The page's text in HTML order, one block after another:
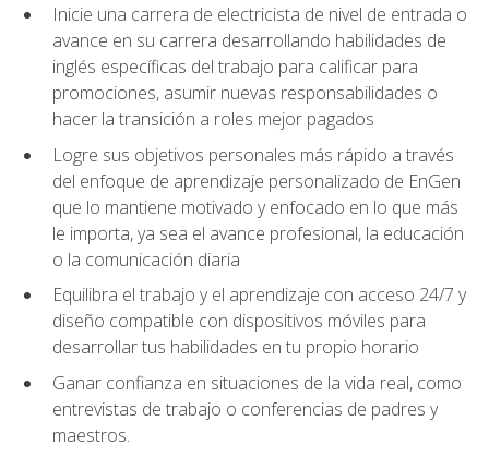
Inicie una carrera de electricista de nivel de entrada o
avance en su carrera desarrollando habilidades de
inglés específicas del trabajo para calificar para
promociones, asumir nuevas responsabilidades o
hacer la transición a roles mejor pagados
Logre sus objetivos personales más rápido a través
del enfoque de aprendizaje personalizado de EnGen
que lo mantiene motivado y enfocado en lo que más
le importa, ya sea el avance profesional, la educación
o la comunicación diaria
Equilibra el trabajo y el aprendizaje con acceso 24/7 y
diseño compatible con dispositivos móviles para
desarrollar tus habilidades en tu propio horario
Ganar confianza en situaciones de la vida real, como
entrevistas de trabajo o conferencias de padres y
maestros.